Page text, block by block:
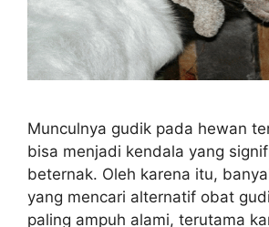
Munculnya gudik pada hewan
bisa menjadi kendala yang
beternak. Oleh karena itu,
yang mencari alternatif obat
paling ampuh alami, terutama